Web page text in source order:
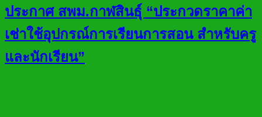
ประกาศ สพม.กาฬสินธุ์ “ประกวดราคาค่า
เช่าใช้อุปกรณ์การเรียนการสอน สำหรับครู
และนักเรียน”